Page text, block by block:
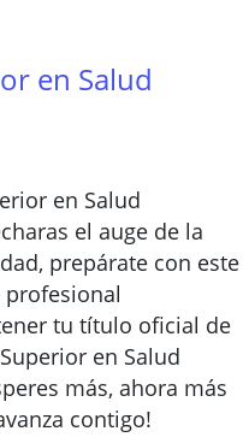
en Salud
en Salud
el auge de la
prepárate con este
tu título oficial de
en Salud
más, ahora más
contigo!